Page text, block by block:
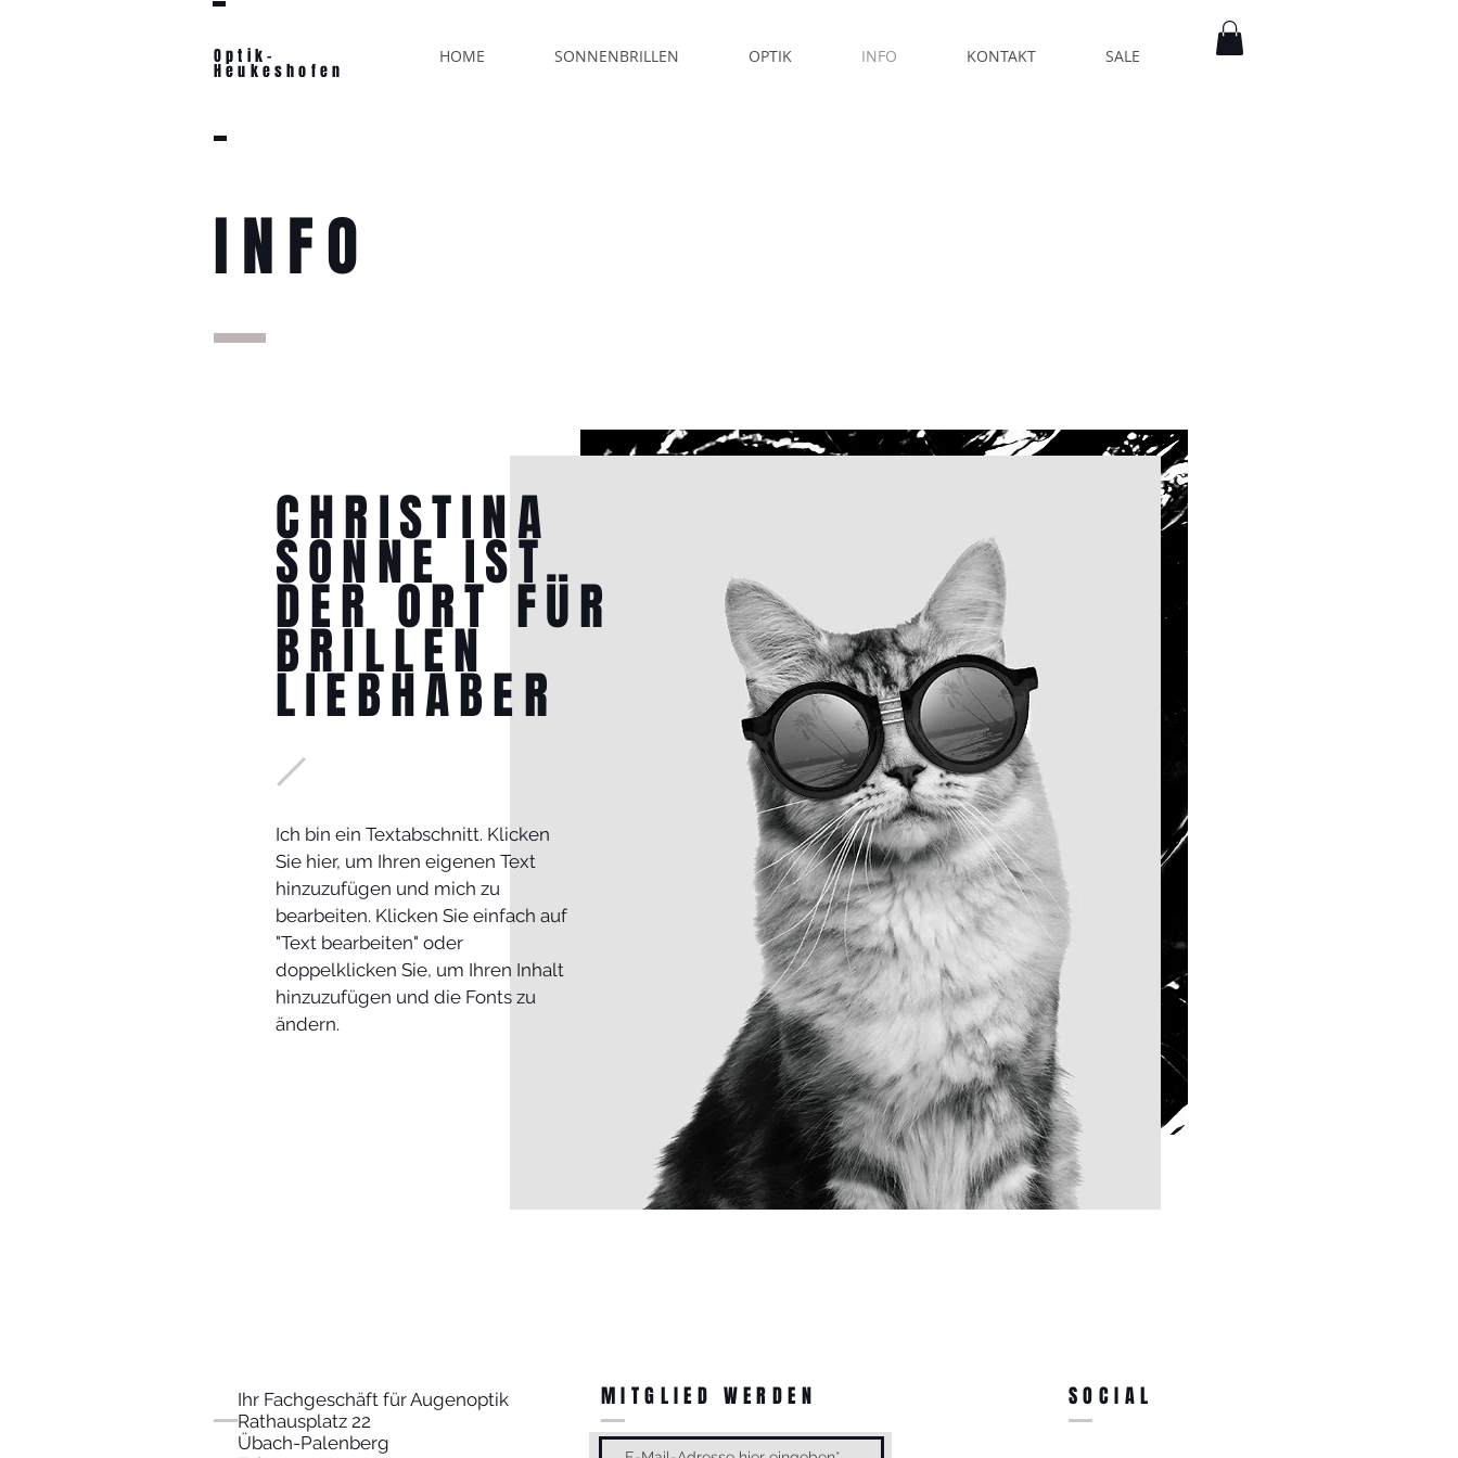
Optik-
Heukeshofen
HOME SONNENBRILLEN OPTIK INFO KONTAKT SALE
INFO
CHRISTINA
SONNE IST
DER ORT FÜR
BRILLEN
LIEBHABER
Ich bin ein Textabschnitt. Klicken
Sie hier, um Ihren eigenen Text
hinzuzufügen und mich zu
bearbeiten. Klicken Sie einfach auf
"Text bearbeiten" oder
doppelklicken Sie, um Ihren Inhalt
hinzuzufügen und die Fonts zu
ändern.
Ihr Fachgeschäft für Augenoptik
Rathausplatz 22
Übach-Palenberg
MITGLIED WERDEN SOCIAL